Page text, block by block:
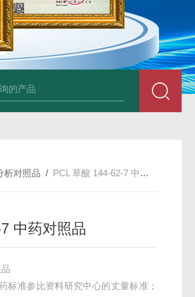
34860-4L-Rsigma 甲醇 67-
析对照品 / PCL 草酸 144-62-7 中药对照品
中药对照品
标准参比资料研究中心的丈量标准；